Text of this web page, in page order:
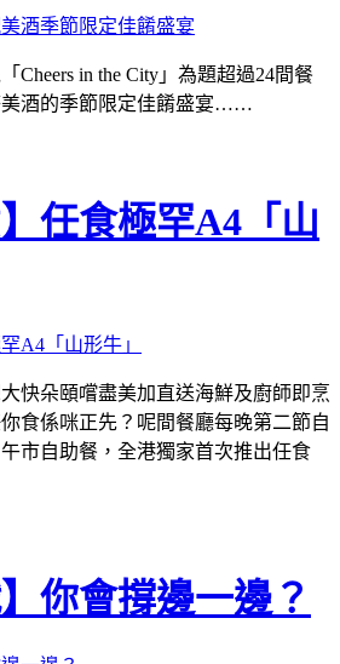
Cheers in the City」為題超過24間餐
美酒的季節限定佳餚盛宴……
】任食極罕A4「山
快朵頤嚐盡美加直送海鮮及廚師即烹
食係咪正先？呢間餐廳每晚第二節自
市自助餐，全港獨家首次推出任食
你會撐邊一邊？